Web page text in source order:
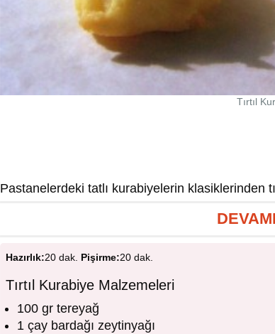
Tırtıl
Pastanelerdeki tatlı kurabiyelerin klasiklerinden
Hazırlık:20 dak. Pişirme:20 dak.
Tırtıl Kurabiye Malzemeleri
100 gr tereyağ
1 çay bardağı zeytinyağı